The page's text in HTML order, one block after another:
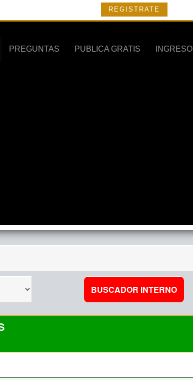
REGISTRATE
PREGUNTAS PUBLICA GRATIS INGRESO